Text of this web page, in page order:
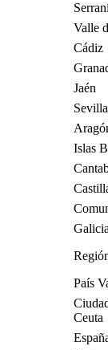
Valle
Cádiz
Jaén
Sevilla
Islas
Galicia
País
Ceuta